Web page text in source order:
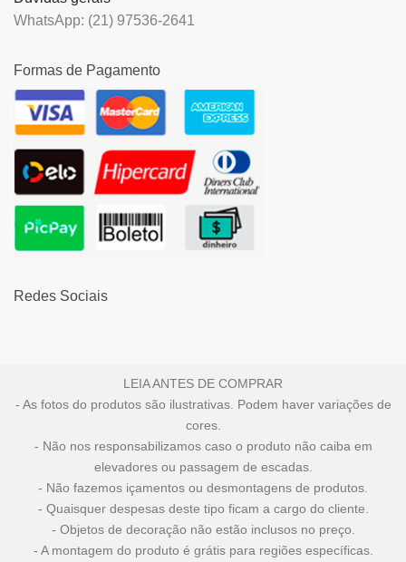
WhatsApp: (21) 97536-2641
Formas de Pagamento
Redes Sociais
LEIA ANTES DE COMPRAR
- As fotos do produtos são ilustrativas. Podem haver variações de
cores.
- Não nos responsabilizamos caso o produto não caiba em
elevadores ou passagem de escadas.
- Não fazemos içamentos ou desmontagens de produtos.
- Quaisquer despesas deste tipo ficam a cargo do cliente.
- Objetos de decoração não estão inclusos no preço.
- A montagem do produto é grátis para regiões específicas.